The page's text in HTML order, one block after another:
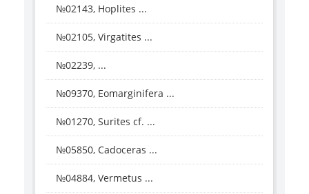
№02143, Hoplites ...
№02105, Virgatites ...
№02239, ...
№09370, Eomarginifera ...
№01270, Surites cf. ...
№05850, Cadoceras ...
№04884, Vermetus ...